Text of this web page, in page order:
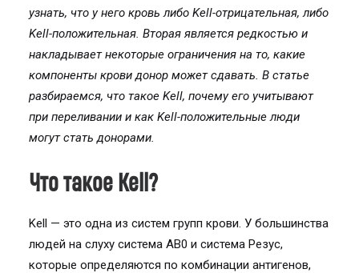
узнать, что у него кровь либо Kell-отрицательная, либо
Kell-положительная. Вторая является редкостью и
накладывает некоторые ограничения на то, какие
компоненты крови донор может сдавать. В статье
разбираемся, что такое Kell, почему его учитывают
при переливании и как Kell-положительные люди
могут стать донорами.
Что такое Kell?
Kell — это одна из систем групп крови. У большинства
людей на слуху система AB0 и система Резус,
которые определяются по комбинации антигенов,